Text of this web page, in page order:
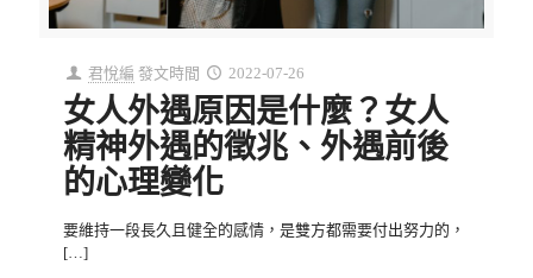
君悅編 發文時間 2022-07-26
女人外遇原因是什麼？女人
精神外遇的徵兆、外遇前後
的心理變化
要維持一段長久且健全的感情，是雙方都需要付出努力的，
[…]